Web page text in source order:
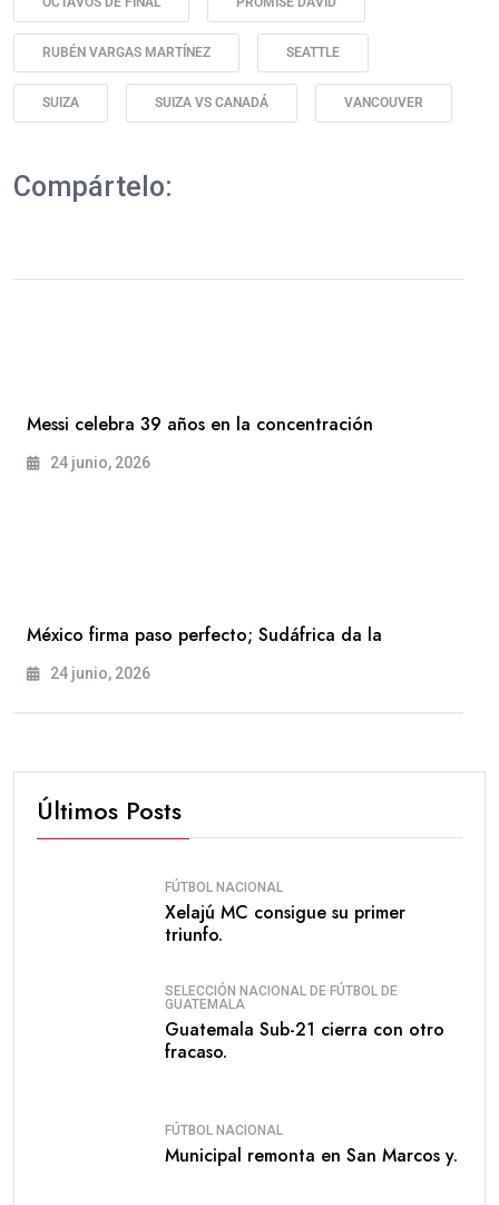
RUBÉN VARGAS MARTÍNEZ SEATTLE
SUIZA SUIZA VS CANADÁ VANCOUVER
Compártelo:
Messi celebra 39 años en la concentración
24 junio, 2026
México firma paso perfecto; Sudáfrica da la
24 junio, 2026
Últimos Posts
FÚTBOL NACIONAL
Xelajú MC consigue su primer
triunfo.
SELECCIÓN NACIONAL DE FÚTBOL DE
GUATEMALA
Guatemala Sub-21 cierra con otro
fracaso.
FÚTBOL NACIONAL
Municipal remonta en San Marcos y.